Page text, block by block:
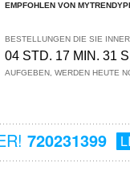
EMPFOHLEN VON
BESTELLUNGEN DIE SIE
04 STD. 17 MIN. 30
AUFGEBEN, WERDEN HEUTE
720231399